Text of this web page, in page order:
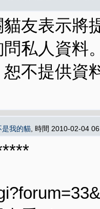
友表示將
私人資料
不提供資
是我的貓 , 時間 2010-02-04